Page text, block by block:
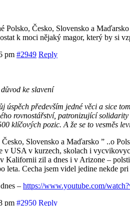
Polsko, Česko, Slovensko a
k moci nějaký magor, který by si
pm #2949 Reply
ke slavení
úspěch především jedné věci a sice
rovnostářství, patronizující
klíčových pozic. A že se to vesměs
Slovensko a Maďarsko ” ..o
v USA v kurzech, skolach i
Kalifornii zil a dnes i v Arizone –
leta. Cecha jsem videl jedine nekde
– https://www.youtube.com/
pm #2950 Reply